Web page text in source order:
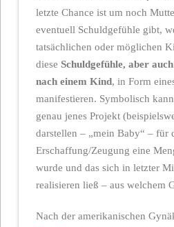
letzte Chance ist um noch
eventuell Schuldgefühle gibt,
tatsächlichen oder möglichen
diese Schuldgefühle, aber
nach einem Kind, in Form
manifestieren. Symbolisch
genau jenes Projekt
darstellen – „mein Baby“ – für
Erschaffung/Zeugung eine
wurde und das sich in letzter
realisieren ließ – aus welchem
Nach der amerikanischen